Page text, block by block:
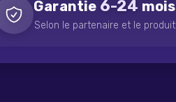
Garantie 6-24 mois
Selon le partenaire et le produit